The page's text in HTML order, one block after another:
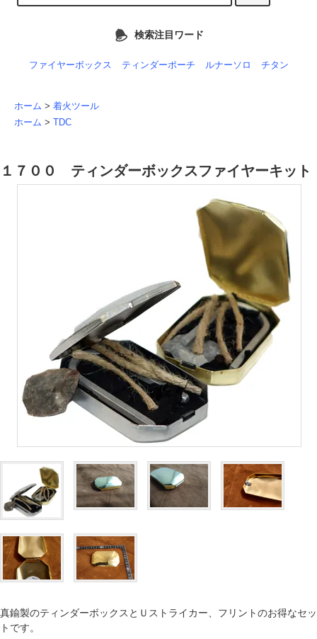
検索注目ワード
ファイヤーボックス ティンダーポーチ ルナーソロ チタン
ホーム > 着火ツール
ホーム > TDC
１７００ ティンダーボックスファイヤーキット
真鍮製のティンダーボックスとＵストライカー、フリントのお得なセッ
トです。